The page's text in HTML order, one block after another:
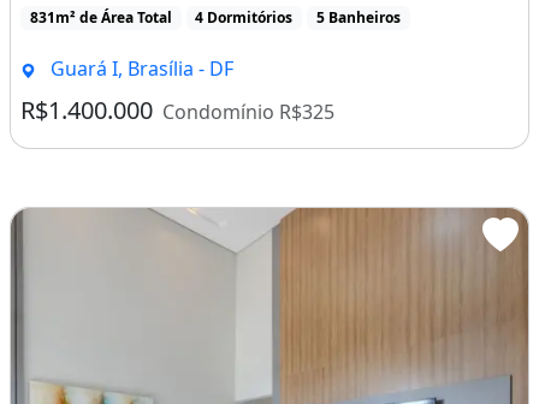
831m² de Área Total 4 Dormitórios 5 Banheiros
Guará I, Brasília - DF
R$1.400.000 Condomínio R$325